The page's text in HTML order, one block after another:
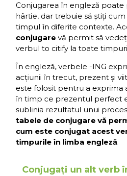
Conjugarea în engleză poate
hârtie, dar trebuie să știți
timpul în diferite contexte.
conjugare vă permit să
verbul to citify la toate
În engleză, verbele -ING
acțiunii în trecut, prezent și
este folosit pentru a exprima
în timp ce prezentul perfect
sublinia rezultatul unui
tabele de conjugare vă
cum este conjugat acest
timpurile în limba engleză.
Conjugați un alt verb